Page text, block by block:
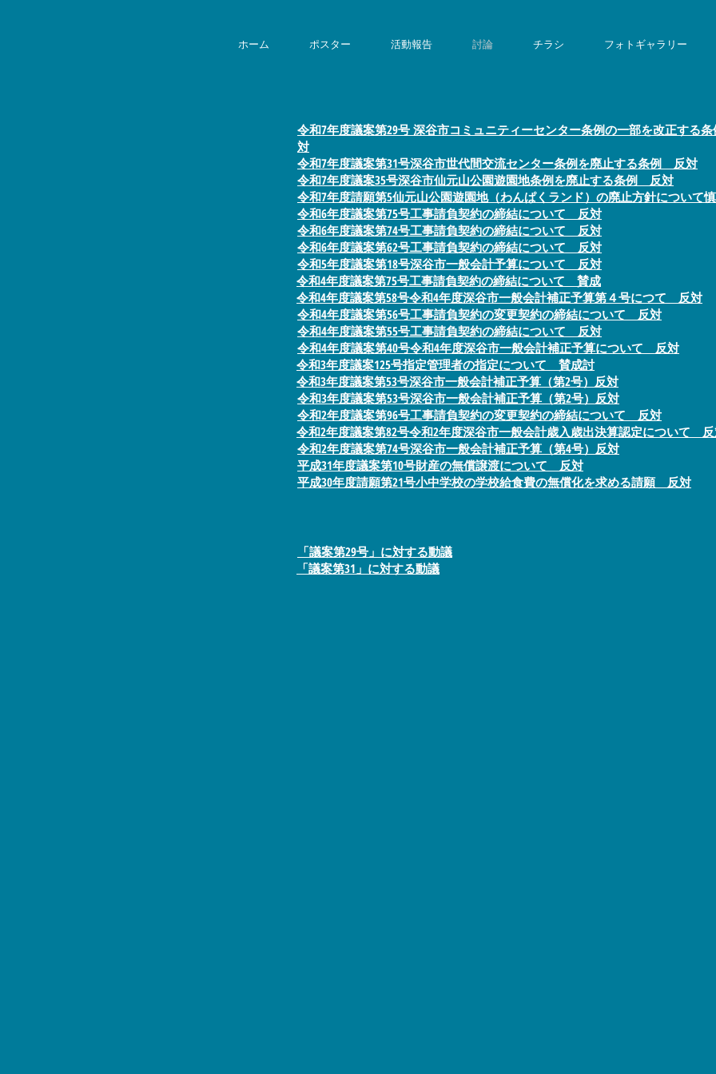
ホーム ポスター 活動報告 討論 チラシ フォトギャラリー
令和7年度議案第29号 深谷市コミュニティーセンター条例の一部を改正する
対
令和7年度議案第31号深谷市世代間交流センター条例を廃止する条例 反対
令和7年度議案35号深谷市仙元山公園遊園地条例を廃止する条例 反対
令和7年度請願第5仙元山公園遊園地（わんぱくランド）の廃止方針につい
令和6年度議案第75号工事請負契約の締結について 反対
令和6年度議案第74号工事請負契約の締結について 反対
令和6年度議案第62号工事請負契約の締結について 反対
令和5年度議案第18号深谷市一般会計予算について 反対
令和4年度議案第75号工事請負契約の締結について 賛成
令和4年度議案第58号令和4年度深谷市一般会計補正予算第４号につて 反対
令和4年度議案第56号工事請負契約の変更契約の締結について 反対
令和4年度議案第55号工事請負契約の締結について 反対
令和4年度議案第40号令和4年度深谷市一般会計補正予算について 反対
令和3年度議案125号指定管理者の指定について 賛成討
令和3年度議案第53号深谷市一般会計補正予算（第2号）反対
令和3年度議案第53号深谷市一般会計補正予算（第2号）反対
令和2年度議案第96号工事請負契約の変更契約の締結について 反対
令和2年度議案第82号令和2年度深谷市一般会計歳入歳出決算認定について
令和2年度議案第74号深谷市一般会計補正予算（第4号）反対
平成31年度議案第10号財産の無償譲渡について 反対
平成30年度請願第21号小中学校の学校給食費の無償化を求める請願 反対
「議案第29号」に対する動議
「議案第31」に対する動議